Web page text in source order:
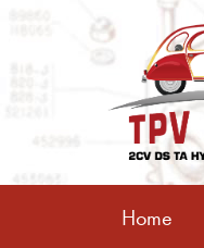
Home